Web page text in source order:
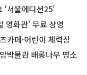
'서울에디션25'
영화관' 무료 상영
카페·어린이 체력장
박물관 배롱나무 명소